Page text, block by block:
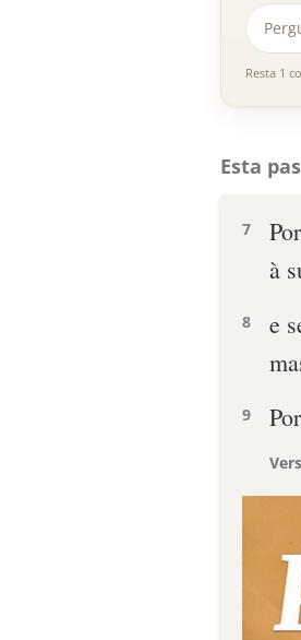
Resta 1
Esta
7
à
8
e
9